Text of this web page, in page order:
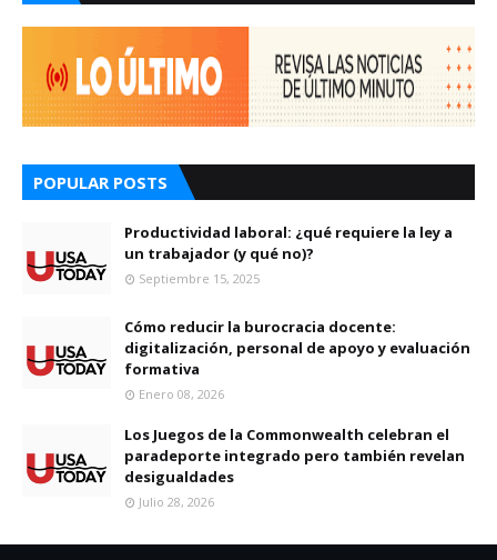
POPULAR POSTS
Productividad laboral: ¿qué requiere la ley a
un trabajador (y qué no)?
Septiembre 15, 2025
Cómo reducir la burocracia docente:
digitalización, personal de apoyo y evaluación
formativa
Enero 08, 2026
Los Juegos de la Commonwealth celebran el
paradeporte integrado pero también revelan
desigualdades
Julio 28, 2026